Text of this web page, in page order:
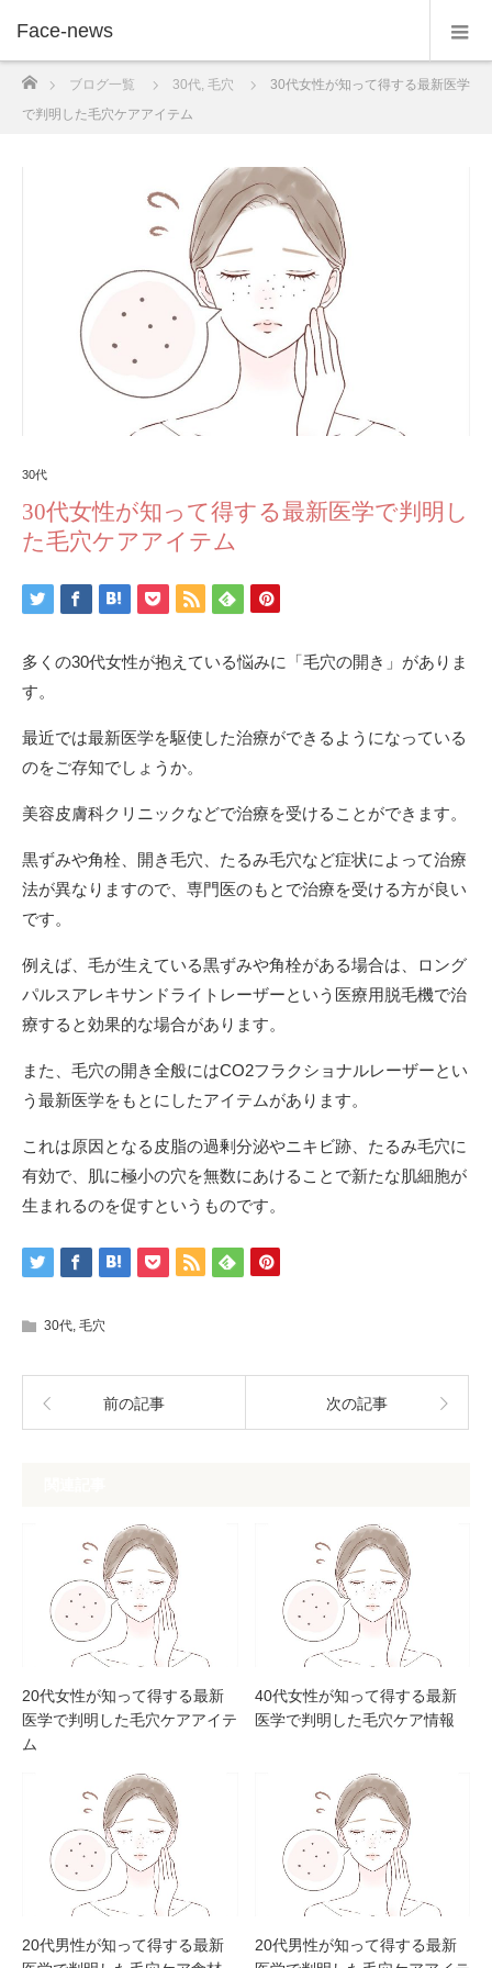
Face-news
ブログ一覧 30代, 毛穴
30代女性が知って得する最新医学
で判明した毛穴ケアアイテム
30代
30代女性が知って得する最新医学で判明し
た毛穴ケアアイテム
多くの30代女性が抱えている悩みに「毛穴の開き」がありま
す。
最近では最新医学を駆使した治療ができるようになっている
のをご存知でしょうか。
美容皮膚科クリニックなどで治療を受けることができます。
黒ずみや角栓、開き毛穴、たるみ毛穴など症状によって治療
法が異なりますので、専門医のもとで治療を受ける方が良い
です。
例えば、毛が生えている黒ずみや角栓がある場合は、ロング
パルスアレキサンドライトレーザーという医療用脱毛機で治
療すると効果的な場合があります。
また、毛穴の開き全般にはCO2フラクショナルレーザーとい
う最新医学をもとにしたアイテムがあります。
これは原因となる皮脂の過剰分泌やニキビ跡、たるみ毛穴に
有効で、肌に極小の穴を無数にあけることで新たな肌細胞が
生まれるのを促すというものです。
30代 毛穴
前の記事 次の記事
20代女性が知って得する最新
医学で判明した毛穴ケアアイテ
ム
40代女性が知って得する最新
医学で判明した毛穴ケア情報
20代男性が知って得する最新
20代男性が知って得する最新